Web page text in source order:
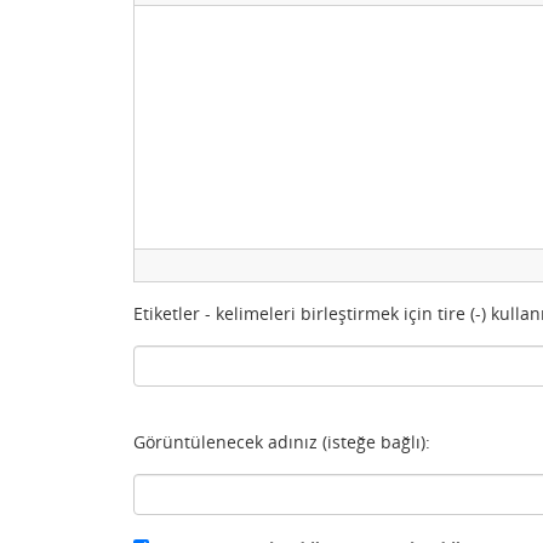
Etiketler - kelimeleri birleştirmek için tire (-)
Görüntülenecek adınız (isteğe bağlı):